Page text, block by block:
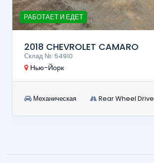
РАБОТАЕТ И ЕДЕТ
2018 CHEVROLET CAMARO
Склад №: 54910
Нью-Йорк
Механическая Rear Wheel Drive